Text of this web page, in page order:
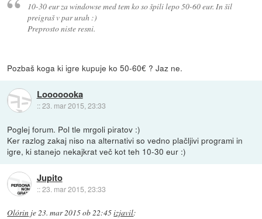
10-30 eur za windowse med tem ko so špili lepo 50-60 eur. In šil
preigraš v par urah :)
Preprosto niste resni.
Pozbaš koga ki igre kupuje ko 50-60€ ? Jaz ne.
Looooooka
::23. mar 2015, 23:33
Poglej forum. Pol tle mrgoli piratov :)
Ker razlog zakaj niso na alternativi so vedno plačljivi programi in
igre, ki stanejo nekajkrat več kot teh 10-30 eur :)
Jupito
::23. mar 2015, 23:33
Olórin je23. mar 2015 ob 22:45izjavil: